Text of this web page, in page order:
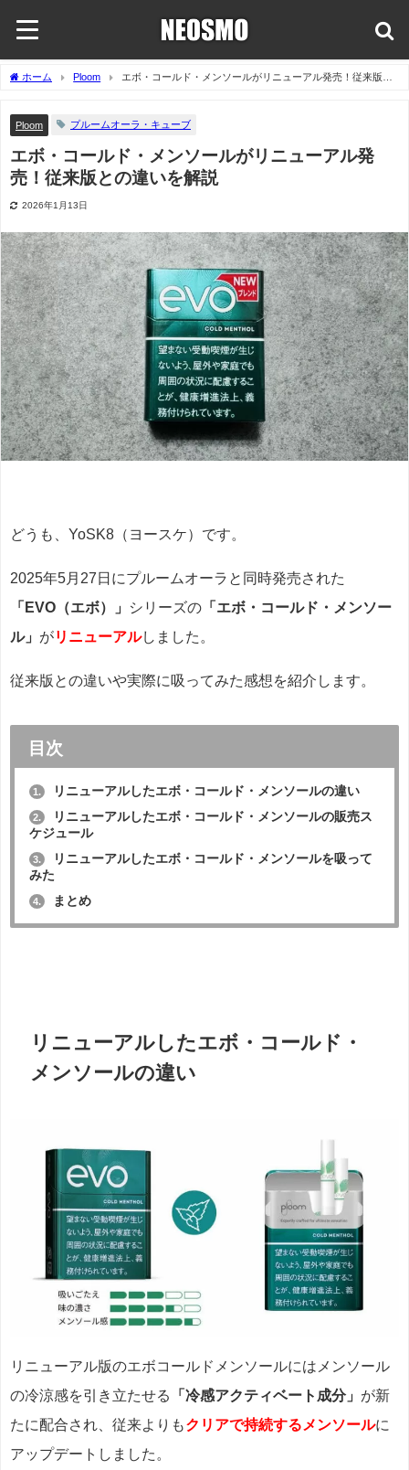
ホーム Ploom
エボ・コールド・メンソールがリニューアル発売！従来版と
Ploom プルームオーラ・キューブ
エボ・コールド・メンソールがリニューアル発
売！従来版との違いを解説
2026年1月13日
どうも、YoSK8（ヨースケ）です。
2025年5月27日にプルームオーラと同時発売された
「EVO（エボ）」
シリーズの 「エボ・コールド・メンソー
ル」 がリニューアルしました。
従来版との違いや実際に吸ってみた感想を紹介します。
目次
1. リニューアルしたエボ・コールド・メンソールの違い
2.
リニューアルしたエボ・コールド・メンソールの販売ス
ケジュール
3.
リニューアルしたエボ・コールド・メンソールを吸って
みた
4. まとめ
リニューアルしたエボ・コールド・
メンソールの違い
リニューアル版のエボコールドメンソールにはメンソール
の冷涼感を引き立たせる
「冷感アクティベート成分」 が新
たに配合され、従来よりもクリアで持続するメンソールに
アップデートしました。